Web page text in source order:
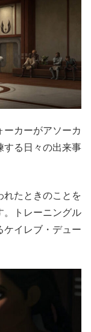
ーカーがアソーカ
する日々の出来事
れたときのことを
。トレーニングル
ケイレブ・デュー